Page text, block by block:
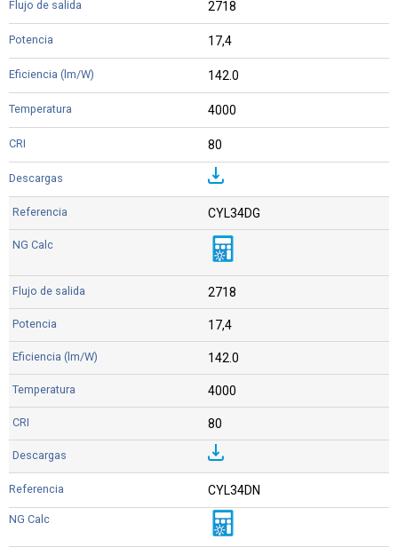
2718
17,4
142.0
4000
80
CYL34DG
2718
17,4
142.0
4000
80
CYL34DN